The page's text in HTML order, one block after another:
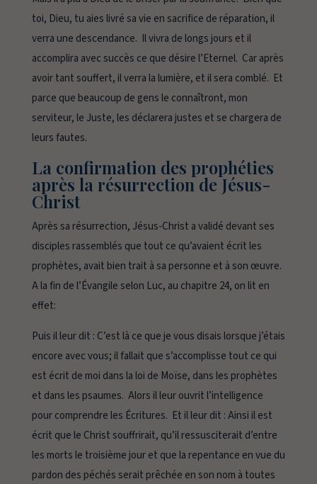
toi, Dieu, tu aies livré sa vie en sacrifice de réparation, il
verra une descendance. Il vivra de longs jours et il
accomplira avec succès ce que désire l’Eternel. Car après
avoir tant souffert, il verra la lumière, et il sera comblé. Et
parce que beaucoup de gens le connaîtront, mon
serviteur, le Juste, les déclarera justes et se chargera de
leurs fautes.
La confirmation des prophéties
après la résurrection de Jésus-
Christ
Après sa résurrection, Jésus-Christ a validé devant ses
disciples rassemblés que tout ce qu’avaient écrit les
prophètes, avait bien trait à sa personne et à son œuvre.
A la fin de l’Évangile selon Luc, au chapitre 24, on lit en
effet:
Puis il leur dit : C’est là ce que je vous disais lorsque j’étais
encore avec vous; il fallait que s’accomplisse tout ce qui
est écrit de moi dans la loi de Moïse, dans les prophètes
et dans les psaumes. Alors il leur ouvrit l’intelligence
pour comprendre les Écritures. Et il leur dit : Ainsi il est
écrit que le Christ souffrirait, qu’il ressusciterait d’entre
les morts le troisième jour et que la repentance en vue du
pardon des péchés serait prêchée en son nom à toutes